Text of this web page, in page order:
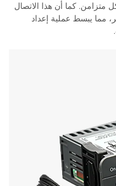
متزامن. كما أن هذا الاتصال
مما يبسط عملية إعداد